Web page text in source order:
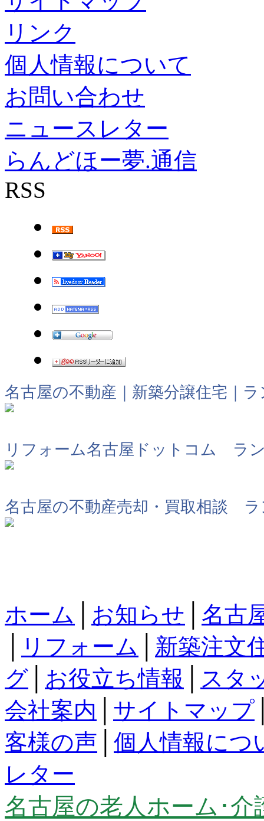
リンク
個人情報について
お問い合わせ
ニュースレター
らんどほー夢.通信
RSS
名古屋の不動産｜新築分譲住宅｜
リフォーム名古屋ドットコム ラ
名古屋の不動産売却・買取相談 ラ
ホーム お知らせ
名古
リフォーム
新築注文
グ
お役立ち情報
スタ
会社案内
サイトマップ
客様の声
個人情報につ
レター
名古屋の老人ホーム･